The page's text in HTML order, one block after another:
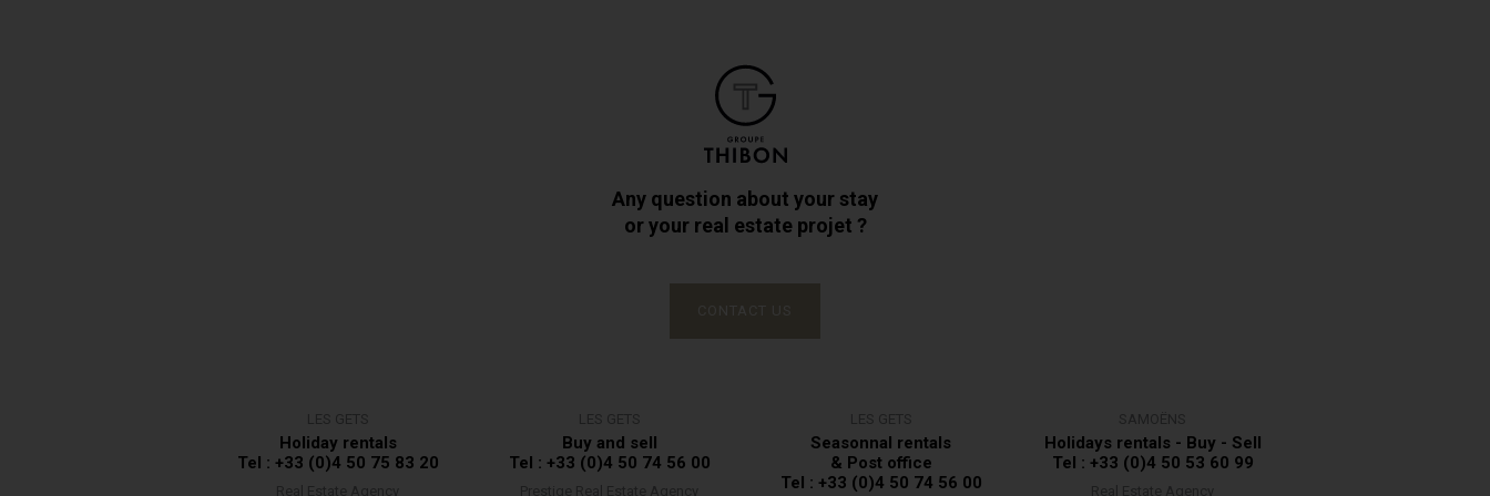
Any question about your stay
or your real estate projet ?
Holiday rentals
Tel : +33 (0)4 50 75 83 20
Buy and sell
Tel : +33 (0)4 50 74 56 00
Seasonnal rentals
& Post office
Tel : +33 (0)4 50 74 56 00
Holidays rentals - Buy - Sell
Tel : +33 (0)4 50 53 60 99